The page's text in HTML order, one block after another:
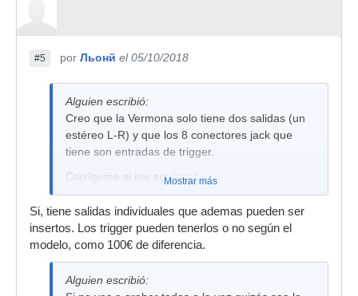
#5 por Льонй el 05/10/2018
Alguien escribió:
Creo que la Vermona solo tiene dos salidas (un
estéreo L-R) y que los 8 conectores jack que
tiene son entradas de trigger.
Corrígeme si me equivoco.
Mostrar más
Si, tiene salidas individuales que ademas pueden ser
insertos. Los trigger pueden tenerlos o no según el
modelo, como 100€ de diferencia.
Alguien escribió: